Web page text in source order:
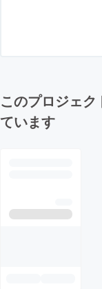
このプロジェ
ています